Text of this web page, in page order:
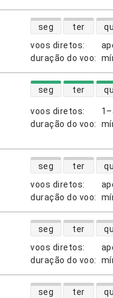
voos diretos:
duração do voo:
disponibilidade de
seg ter
voos diretos:
duração do voo:
disponibilidade de
seg ter
voos diretos:
duração do voo:
disponibilidade de
seg ter
voos diretos:
duração do voo:
disponibilidade de
seg ter
disponibilidade de
seg ter